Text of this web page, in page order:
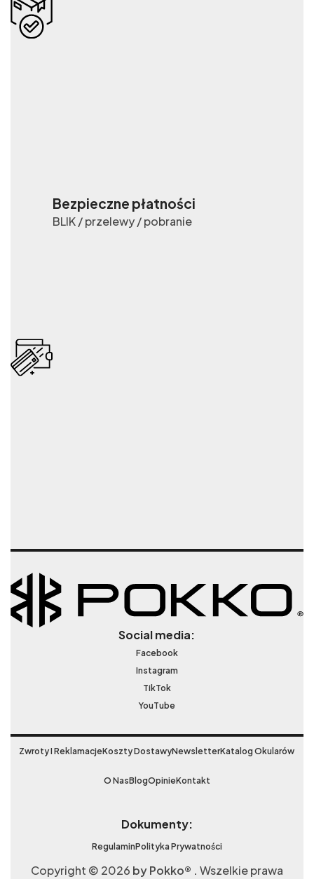
Bezpieczne płatności
BLIK / przelewy / pobranie
Social media:
Facebook
Instagram
TikTok
YouTube
Zwroty I ReklamacjeKoszty DostawyNewsletterKatalog Okularów
O NasBlogOpinieKontakt
Dokumenty:
RegulaminPolityka Prywatności
Copyright © 2026 by Pokko® . Wszelkie prawa